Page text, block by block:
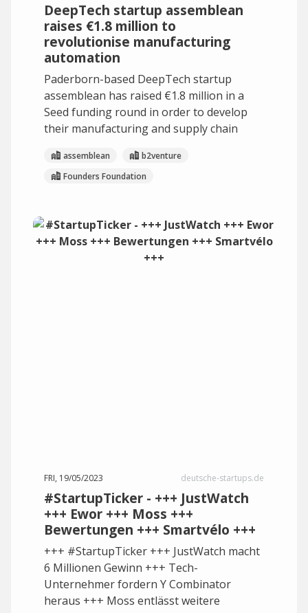
DeepTech startup assemblean
raises €1.8 million to
revolutionise manufacturing
automation
Paderborn-based DeepTech startup
assemblean has raised €1.8 million in a
Seed funding round in order to develop
their manufacturing and supply chain
assemblean
b2venture
Founders Foundation
FRI, 19/05/2023 deutsche-startups.de
#StartupTicker - +++ JustWatch
+++ Ewor +++ Moss +++
Bewertungen +++ Smartvélo +++
+++ #StartupTicker +++ JustWatch macht
6 Millionen Gewinn +++ Tech-
Unternehmer fordern Y Combinator
heraus +++ Moss entlässt weitere